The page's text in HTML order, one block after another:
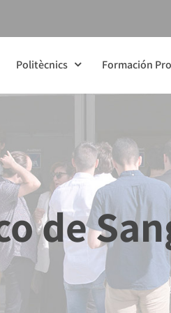
Politècnics Formación
de